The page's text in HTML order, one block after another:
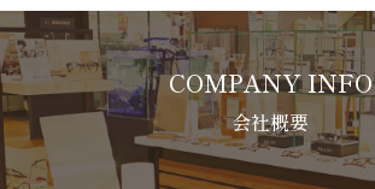
COMPANY INFO
会社概要